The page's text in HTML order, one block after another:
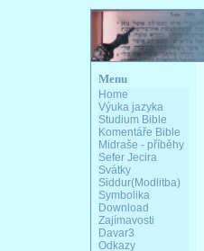
Menu
Home
Výuka jazyka
Studium Bible
Komentáře Bible
Midraše - příběhy
Sefer Jecira
Svátky
Siddur(Modlitba)
Symbolika
Download
Zajímavosti
Davar3
Odkazy